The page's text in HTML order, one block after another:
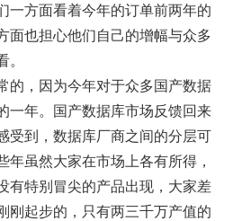
一方面看着今年的订单前两年的
面也担心他们自己的增幅与众多
的，因为今年对于众多国产数据
一年。国产数据库市场反馈回来
受到，数据库厂商之间的分层可
年虽然大家在市场上各有所得，
有特别冒尖的产品出现，大家差
刚起步的，只有两三千万产值的